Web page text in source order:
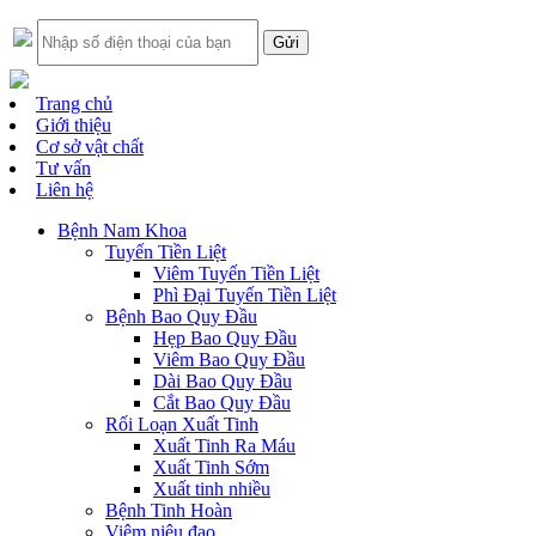
Trang chủ
Giới thiệu
Cơ sở vật chất
Tư vấn
Liên hệ
Bệnh Nam Khoa
Tuyến Tiền Liệt
Viêm Tuyến Tiền Liệt
Phì Đại Tuyến Tiền Liệt
Bệnh Bao Quy Đầu
Hẹp Bao Quy Đầu
Viêm Bao Quy Đầu
Dài Bao Quy Đầu
Cắt Bao Quy Đầu
Rối Loạn Xuất Tinh
Xuất Tinh Ra Máu
Xuất Tinh Sớm
Xuất tinh nhiều
Bệnh Tinh Hoàn
Viêm niệu đạo